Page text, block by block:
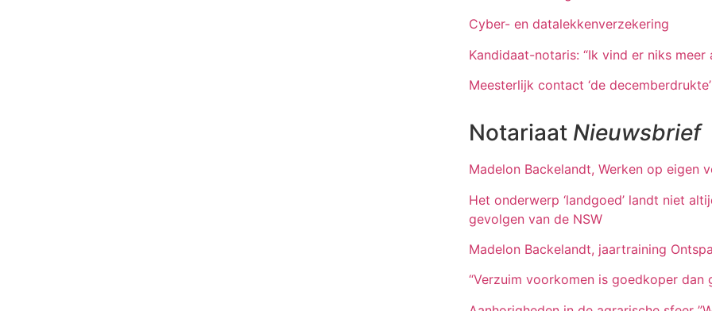
Cyber- en datalekkenverzekering
Kandidaat-notaris: “Ik vind er niks meer
Meesterlijk contact ‘de decemberdrukte’
Notariaat Nieuwsbrief
Madelon Backelandt, Werken op eigen
Het onderwerp ‘landgoed’ landt niet
gevolgen van de NSW
Madelon Backelandt, jaartraining
“Verzuim voorkomen is goedkoper dan